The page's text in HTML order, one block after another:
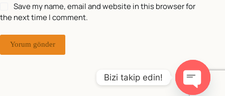
Save my name, email and website in this browser for
the next time I comment.
Yorum gönder
Bizi takip edin!